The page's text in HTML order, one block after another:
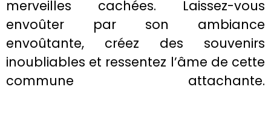
merveilles cachées. Laissez-vous
envoûter par son ambiance
envoûtante, créez des souvenirs
inoubliables et ressentez l’âme de cette
commune attachante.